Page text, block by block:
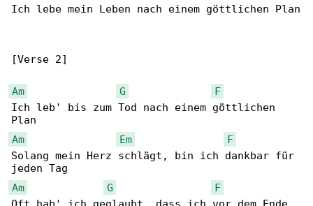
Ich lebe mein Leben nach einem göttlichen Plan
[Verse 2]
Am G
F
Ich leb' bis zum Tod nach einem göttlichen
Am
Em
F
Solang mein Herz schlägt, bin ich dankbar für
Am
G
F